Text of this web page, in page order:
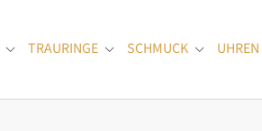
Submenu for "Verlobungsringe"
TRAURINGE Submenu for "Trauringe"
SCHMUCK UHREN